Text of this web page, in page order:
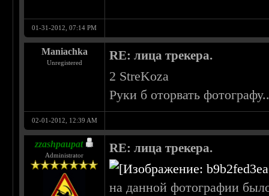
01-31-2012, 07:14 PM
Maniachka
Unregistered
RE: лица трекера.
2 StreKoza
Руки б оторвать
02-01-2012, 12:39 AM
zzashpaupat
Administrator
RE: лица трекера.
на данной фотографии